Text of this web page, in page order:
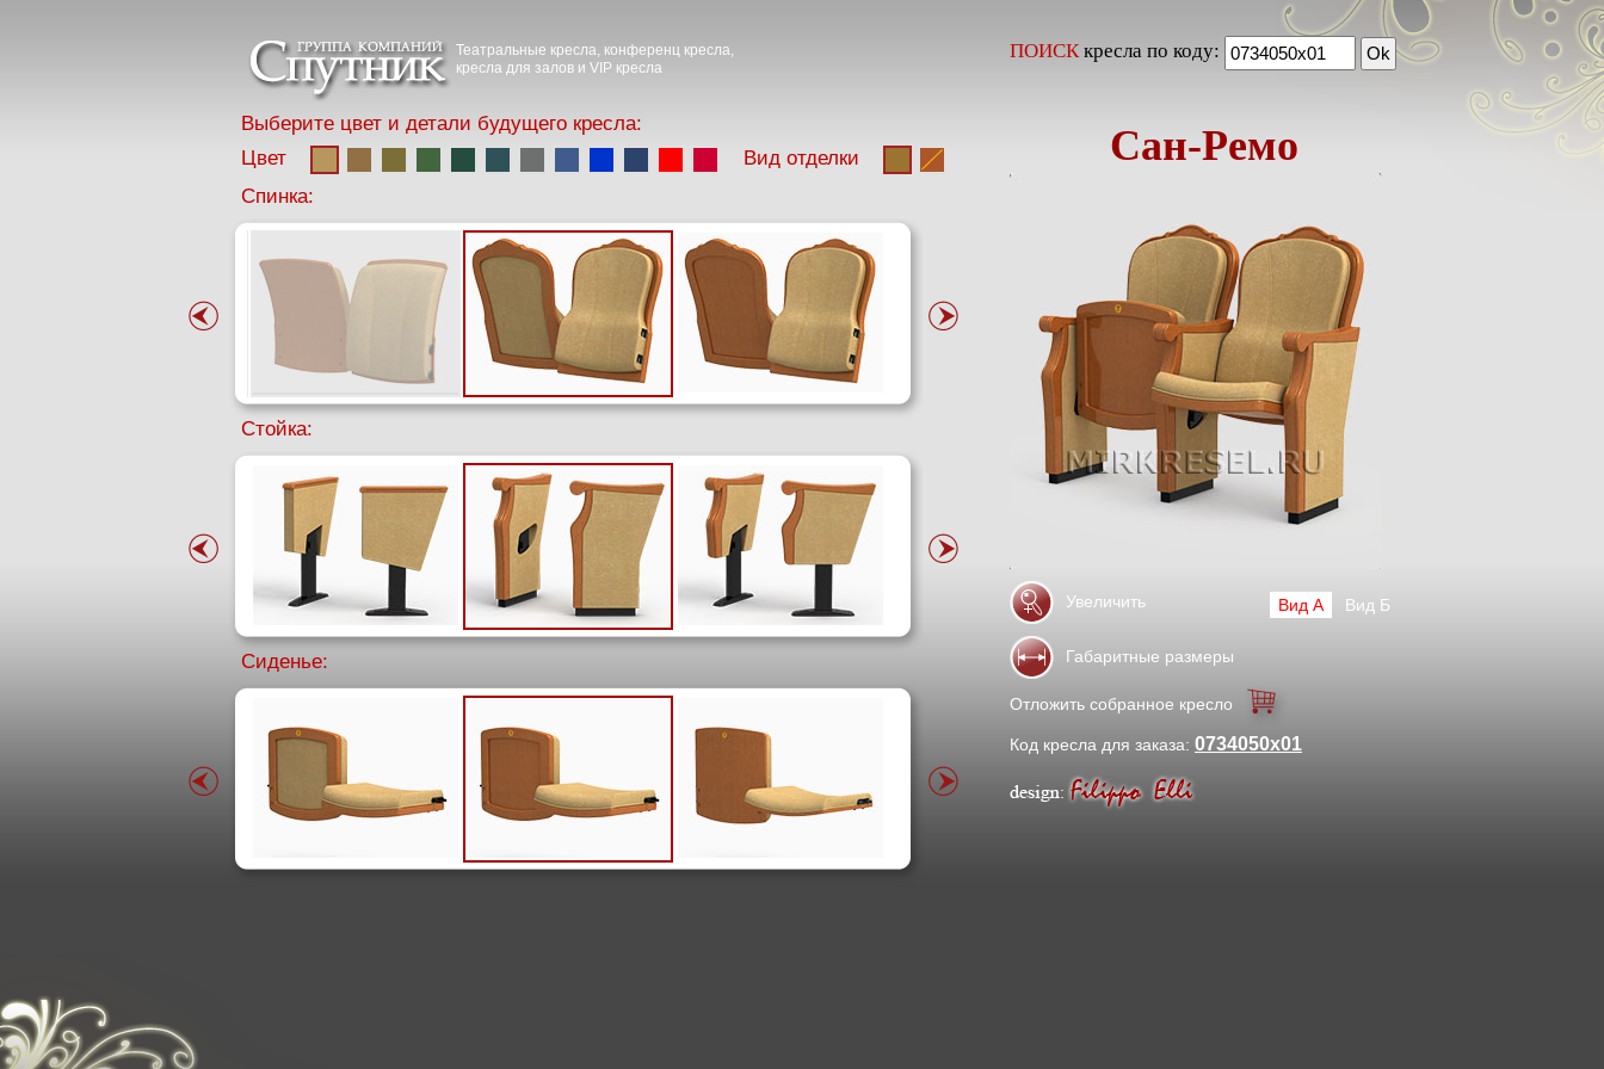
Театральные кресла, конференц кресла,
кресла для залов и VIP кресла
Выберите цвет и детали будущего кресла:
Цвет
Вид отделки
Спинка:
Стойка:
Сиденье:
ПОИСКкресла по коду:
Сан-Ремо
Вид А Вид Б
Увеличить
Габаритные размеры
Отложить собранное кресло
Код кресла для заказа: 0734050x01